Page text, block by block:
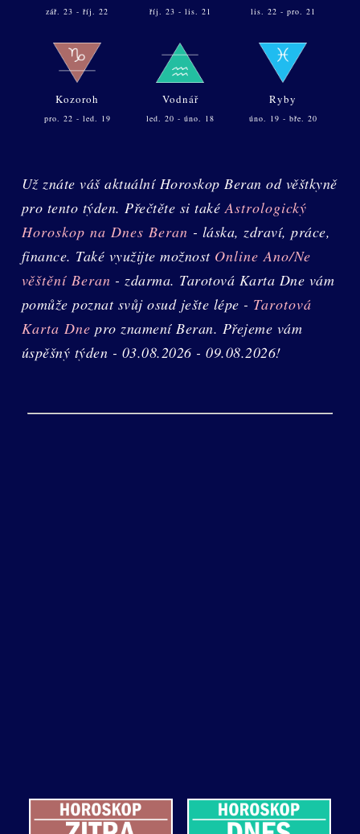
zář. 23 - říj. 22 říj. 23 - lis. 21 lis. 22 - pro. 21
Kozoroh
pro. 22 - led. 19
Vodnář
led. 20 - úno. 18
Ryby
úno. 19 - bře. 20
Už znáte váš aktuální Horoskop Beran od věštkyně
pro tento týden. Přečtěte si také Astrologický
Horoskop na Dnes Beran - láska, zdraví, práce,
finance. Také využijte možnost Online Ano/Ne
věštění Beran - zdarma. Tarotová Karta Dne vám
pomůže poznat svůj osud ješte lépe - Tarotová
Karta Dne pro znamení Beran. Přejeme vám
úspěšný týden - 03.08.2026 - 09.08.2026!